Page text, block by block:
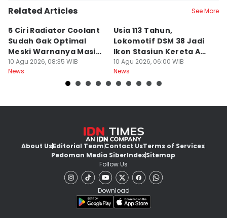
Related Articles See More
5 Ciri Radiator Coolant
Sudah Gak Optimal
Meski Warnanya Masih
Jernih
10 Agu 2026, 08:35 WIB
News
Usia 113 Tahun,
Lokomotif DSM 38 Jadi
Ikon Stasiun Kereta Api
Medan
10 Agu 2026, 06:00 WIB
News
About UsEditorial TeamContact UsTerms of Services
Pedoman Media SiberIndexSitemap
Follow Us
Download